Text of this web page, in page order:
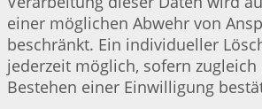
einer möglichen Abwehr von
beschränkt. Ein individueller
jederzeit möglich, sofern
Bestehen einer Einwilligung